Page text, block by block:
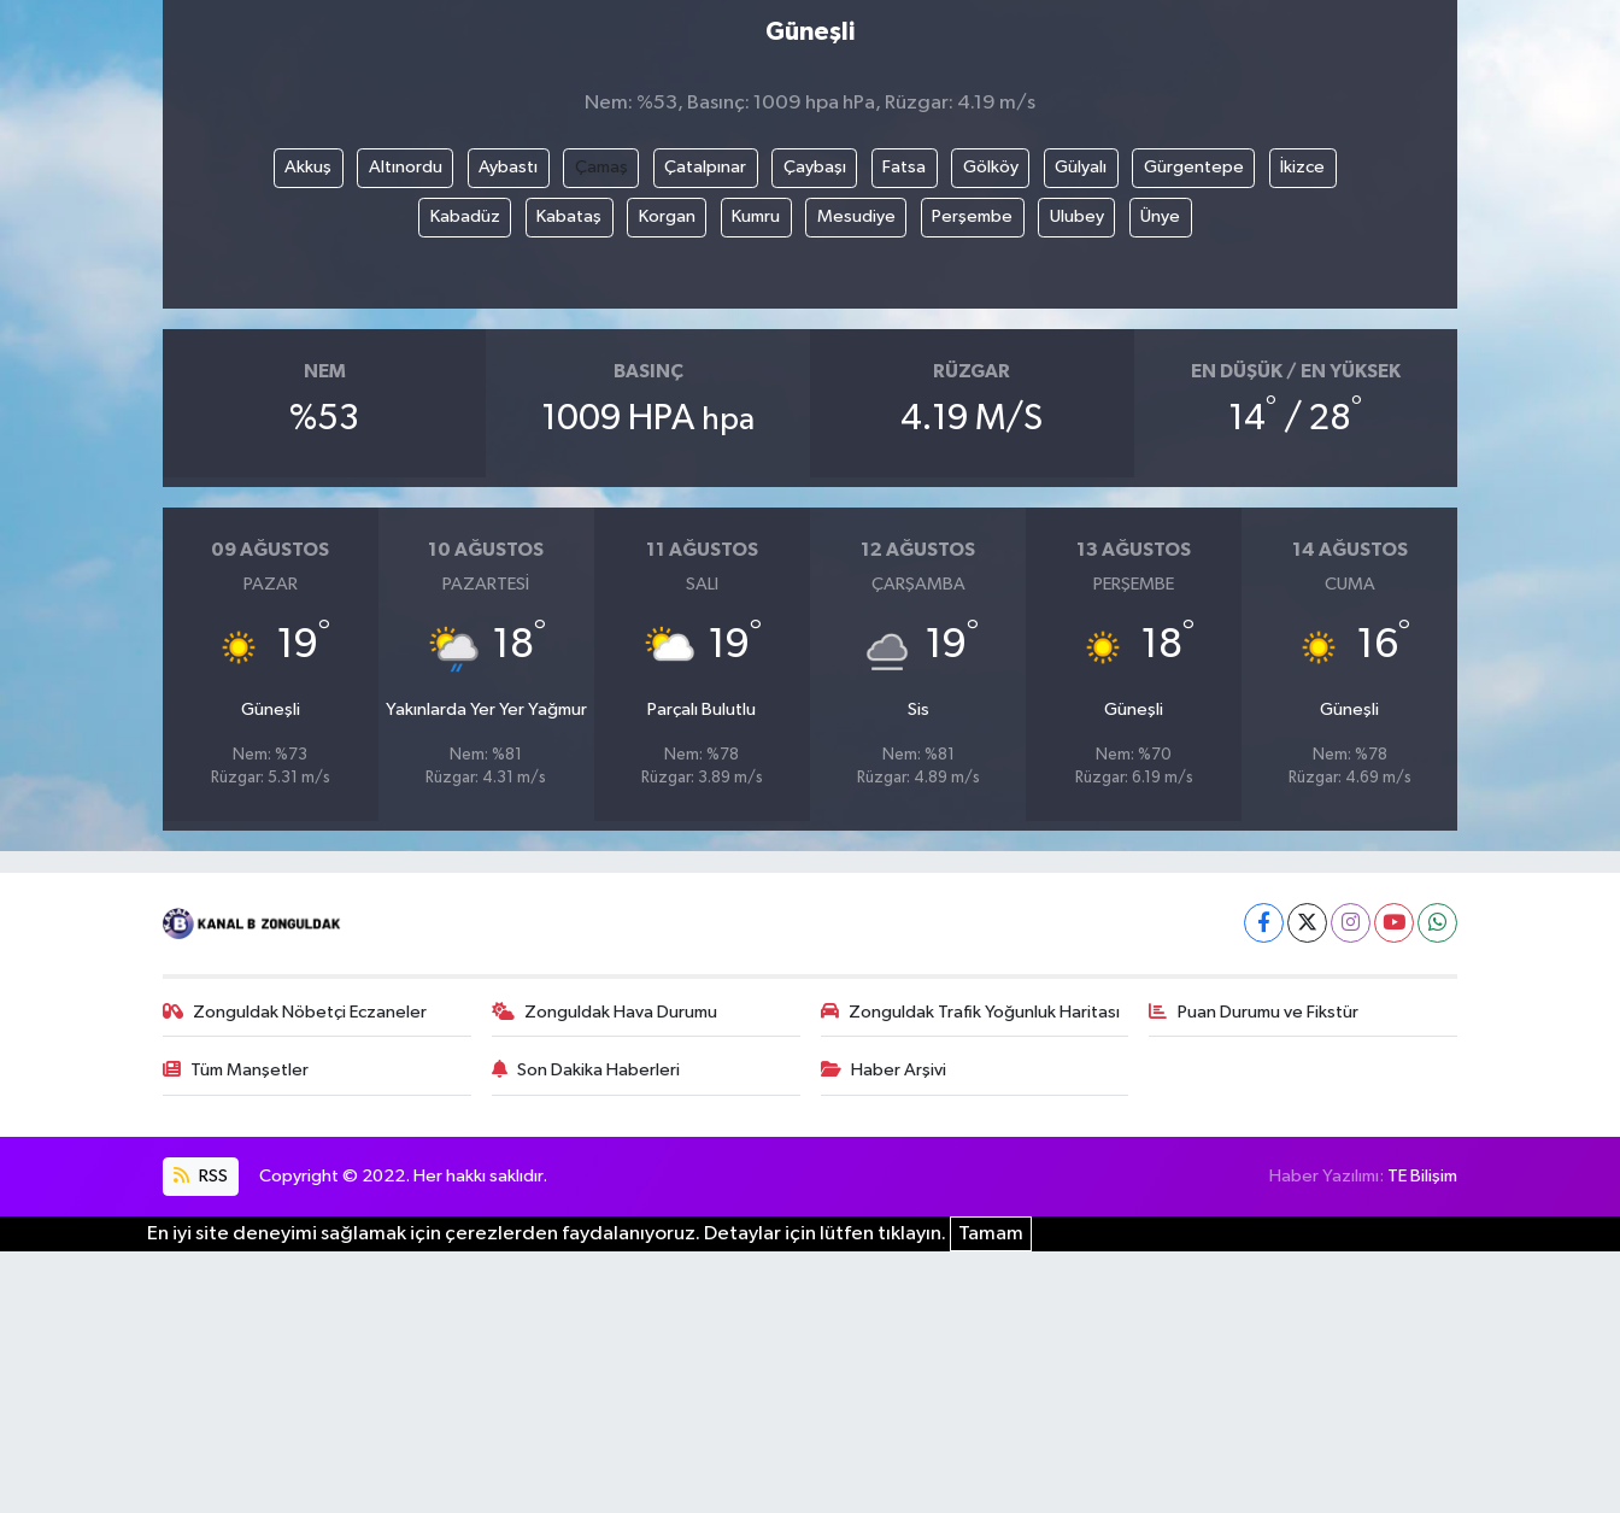
Güneşli
Nem: %53, Basınç: 1009 hpa hPa, Rüzgar: 4.19 m/s
Akkuş Altınordu Aybastı Çamaş Çatalpınar Çaybaşı Fatsa Gölköy Gülyalı Gürgentepe İkizce
Kabadüz Kabataş Korgan Kumru Mesudiye Perşembe Ulubey Ünye
NEM
%53
BASINÇ
1009 HPA hpa
RÜZGAR
4.19 M/S
EN DÜŞÜK / EN YÜKSEK
14° / 28°
09 AĞUSTOS
PAZAR
19°
Güneşli
Nem: %73
Rüzgar: 5.31 m/s
10 AĞUSTOS
PAZARTESI
18°
Yakınlarda Yer Yer Yağmur
Nem: %81
Rüzgar: 4.31 m/s
11 AĞUSTOS
SALI
19°
Parçalı Bulutlu
Nem: %78
Rüzgar: 3.89 m/s
12 AĞUSTOS
ÇARŞAMBA
19°
Sis
Nem: %81
Rüzgar: 4.89 m/s
13 AĞUSTOS
PERŞEMBE
18°
Güneşli
Nem: %70
Rüzgar: 6.19 m/s
14 AĞUSTOS
CUMA
16°
Güneşli
Nem: %78
Rüzgar: 4.69 m/s
Zonguldak Nöbetçi Eczaneler Zonguldak Hava Durumu Zonguldak Trafik Yoğunluk Haritası Puan Durumu ve Fikstür
Tüm Manşetler Son Dakika Haberleri Haber Arşivi
RSS Copyright © 2022. Her hakkı saklıdır. Haber Yazılımı: TE Bilişim
En iyi site deneyimi sağlamak için çerezlerden faydalanıyoruz. Detaylar için lütfen tıklayın. Tamam